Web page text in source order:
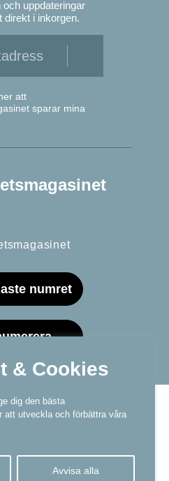
& Cookies
dig den bästa
att utveckla och förbättra våra
Avvisa alla
och uppdateringar
direkt i inkorgen.
att
sparar mina
numret